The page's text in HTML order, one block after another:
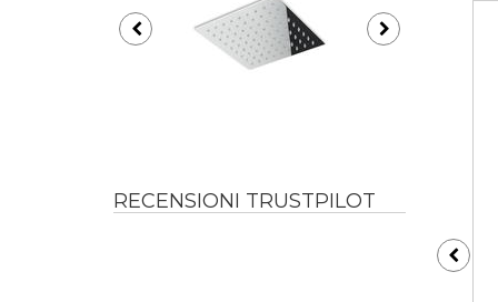
RECENSIONI TRUSTPILOT